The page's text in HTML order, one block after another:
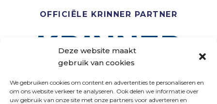
Deze website maakt
gebruik van cookies
We gebruiken cookies om content en advertenties te personaliseren en
om ons website verkeer te analyseren. Ook delen we informatie over
uw gebruik van onze site met onze partners voor adverteren en
OFFICIËLE KRINNER PARTNER